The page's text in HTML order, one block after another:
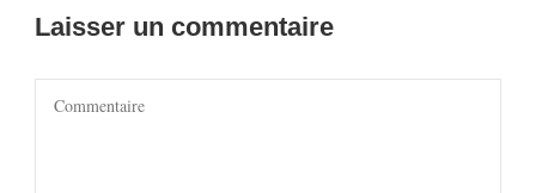
Laisser un commentaire